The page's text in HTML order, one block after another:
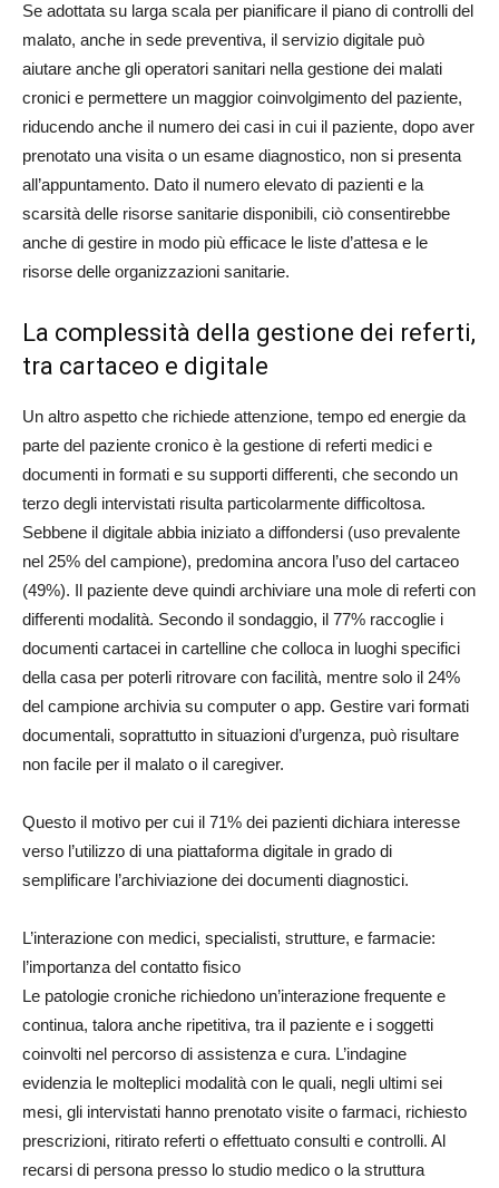
Se adottata su larga scala per pianificare il piano di controlli del
malato, anche in sede preventiva, il servizio digitale può
aiutare anche gli operatori sanitari nella gestione dei malati
cronici e permettere un maggior coinvolgimento del paziente,
riducendo anche il numero dei casi in cui il paziente, dopo aver
prenotato una visita o un esame diagnostico, non si presenta
all’appuntamento. Dato il numero elevato di pazienti e la
scarsità delle risorse sanitarie disponibili, ciò consentirebbe
anche di gestire in modo più efficace le liste d’attesa e le
risorse delle organizzazioni sanitarie.
La complessità della gestione dei referti,
tra cartaceo e digitale
Un altro aspetto che richiede attenzione, tempo ed energie da
parte del paziente cronico è la gestione di referti medici e
documenti in formati e su supporti differenti, che secondo un
terzo degli intervistati risulta particolarmente difficoltosa.
Sebbene il digitale abbia iniziato a diffondersi (uso prevalente
nel 25% del campione), predomina ancora l’uso del cartaceo
(49%). Il paziente deve quindi archiviare una mole di referti con
differenti modalità. Secondo il sondaggio, il 77% raccoglie i
documenti cartacei in cartelline che colloca in luoghi specifici
della casa per poterli ritrovare con facilità, mentre solo il 24%
del campione archivia su computer o app. Gestire vari formati
documentali, soprattutto in situazioni d’urgenza, può risultare
non facile per il malato o il caregiver.
Questo il motivo per cui il 71% dei pazienti dichiara interesse
verso l’utilizzo di una piattaforma digitale in grado di
semplificare l’archiviazione dei documenti diagnostici.
L’interazione con medici, specialisti, strutture, e farmacie:
l’importanza del contatto fisico
Le patologie croniche richiedono un’interazione frequente e
continua, talora anche ripetitiva, tra il paziente e i soggetti
coinvolti nel percorso di assistenza e cura. L’indagine
evidenzia le molteplici modalità con le quali, negli ultimi sei
mesi, gli intervistati hanno prenotato visite o farmaci, richiesto
prescrizioni, ritirato referti o effettuato consulti e controlli. Al
recarsi di persona presso lo studio medico o la struttura